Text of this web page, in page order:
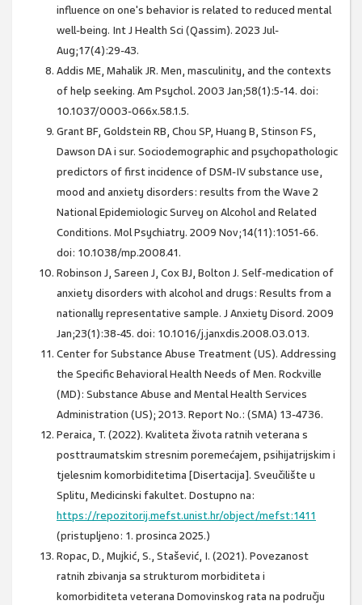
influence on one's behavior is related to reduced mental
well-being. Int J Health Sci (Qassim). 2023 Jul-
Aug;17(4):29-43.
Addis ME, Mahalik JR. Men, masculinity, and the contexts
of help seeking. Am Psychol. 2003 Jan;58(1):5-14. doi:
10.1037/0003-066x.58.1.5.
Grant BF, Goldstein RB, Chou SP, Huang B, Stinson FS,
Dawson DA i sur. Sociodemographic and psychopathologic
predictors of first incidence of DSM-IV substance use,
mood and anxiety disorders: results from the Wave 2
National Epidemiologic Survey on Alcohol and Related
Conditions. Mol Psychiatry. 2009 Nov;14(11):1051-66.
doi: 10.1038/mp.2008.41.
Robinson J, Sareen J, Cox BJ, Bolton J. Self-medication of
anxiety disorders with alcohol and drugs: Results from a
nationally representative sample. J Anxiety Disord. 2009
Jan;23(1):38-45. doi: 10.1016/j.janxdis.2008.03.013.
Center for Substance Abuse Treatment (US). Addressing
the Specific Behavioral Health Needs of Men. Rockville
(MD): Substance Abuse and Mental Health Services
Administration (US); 2013. Report No.: (SMA) 13-4736.
Peraica, T. (2022). Kvaliteta života ratnih veterana s
posttraumatskim stresnim poremećajem, psihijatrijskim i
tjelesnim komorbiditetima [Disertacija]. Sveučilište u
Splitu, Medicinski fakultet. Dostupno na:
https://repozitorij.mefst.unist.hr/object/mefst:1411
(pristupljeno: 1. prosinca 2025.)
Ropac, D., Mujkić, S., Stašević, I. (2021). Povezanost
ratnih zbivanja sa strukturom morbiditeta i
komorbiditeta veterana Domovinskog rata na području